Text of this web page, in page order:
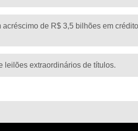
acréscimo de R$ 3,5 bilhões em
leilões extraordinários de títulos.